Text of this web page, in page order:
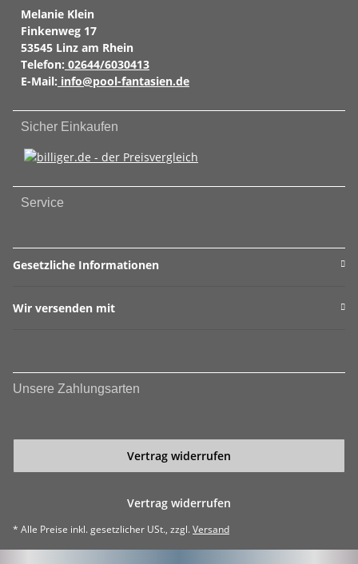
Melanie Klein
Finkenweg 17
53545 Linz am Rhein
Telefon: 02644/6030413
E-Mail: info@pool-fantasien.de
Sicher Einkaufen
Service
Gesetzliche Informationen
Wir versenden mit
Unsere Zahlungsarten
Vertrag widerrufen
Vertrag widerrufen
* Alle Preise inkl. gesetzlicher USt., zzgl.Versand